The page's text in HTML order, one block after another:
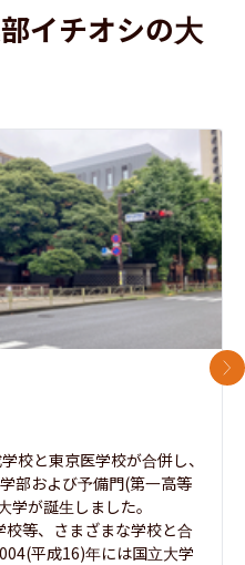
イチオシの大
校と東京医学校が合併し、
部および予備門(第一高等
が誕生しました。
等、さまざまな学校と合
平成16)年には国立大学
次